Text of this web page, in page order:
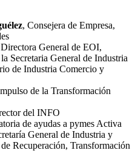
, Consejera de Empresa,
General de EOI,
Secretaria General de Industria
de Industria Comercio y
de la Transformación
del INFO
de ayudas a pymes Activa
General de Industria y
Recuperación, Transformación